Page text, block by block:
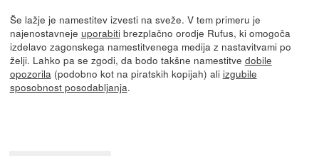
Še lažje je namestitev izvesti na sveže. V tem primeru je
najenostavneje uporabitibrezplačno orodje Rufus, ki omogoča
izdelavo zagonskega namestitvenega medija z nastavitvami po
želji. Lahko pa se zgodi, da bodo takšne namestitve dobile
opozorila (podobno kot na piratskih kopijah) ali izgubile
sposobnost posodabljanja.